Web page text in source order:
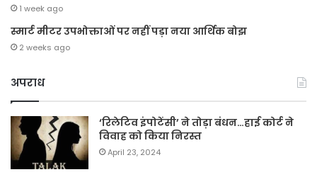
1 week ago
स्मार्ट मीटर उपभोक्ताओं पर नहीं पड़ा नया आर्थिक बोझ
2 weeks ago
अपराध
‘रिलेटिव इंपोटेंसी’ ने तोड़ा बंधन…हाई कोर्ट ने
विवाह को किया निरस्त
April 23, 2024